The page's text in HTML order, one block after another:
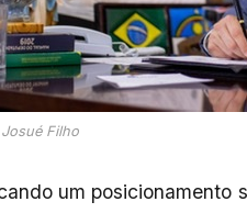
Filho
um posicionamento